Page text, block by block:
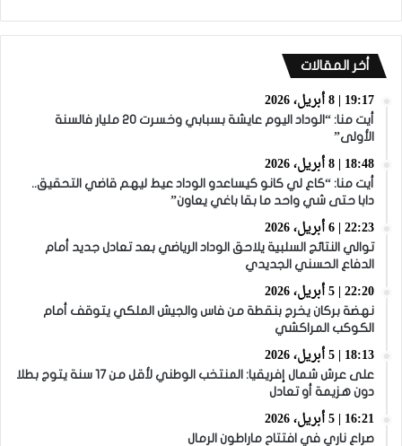
أخر المقالات
19:17 | 8 أبريل، 2026
أيت منا: “الوداد اليوم عايشة بسبابي وخسرت 20 مليار فالسنة
الأولى”
18:48 | 8 أبريل، 2026
أيت منا: “كاع لي كانو كيساعدو الوداد عيط ليهم قاضي التحقيق..
دابا حتى شي واحد ما بقا باغي يعاون”
22:23 | 6 أبريل، 2026
توالي النتائج السلبية يلاحق الوداد الرياضي بعد تعادل جديد أمام
الدفاع الحسني الجديدي
22:20 | 5 أبريل، 2026
نهضة بركان يخرج بنقطة من فاس والجيش الملكي يتوقف أمام
الكوكب المراكشي
18:13 | 5 أبريل، 2026
على عرش شمال إفريقيا: المنتخب الوطني لأقل من 17 سنة يتوج بطلا
دون هزيمة أو تعادل
16:21 | 5 أبريل، 2026
صراع ناري في افتتاح ماراطون الرمال